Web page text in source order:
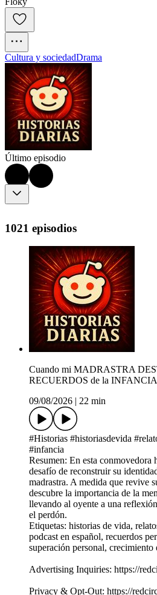
Cultura y sociedadDrama
Último episodio
1021 episodios
Cuando mi MADRASTRA
RECUERDOS de la INFANCIA
09/08/2026
22 min
#Historias #historiasdevida
#infancia
Resumen: En esta
desafío de reconstruir su
madrastra. A medida que revive
descubre la importancia de la
llevando al oyente a una
el perdón.
Etiquetas: historias de vida,
podcast en español, recuerdos
superación personal, crecimiento
Advertising Inquiries: https://
Privacy & Opt-Out: https://